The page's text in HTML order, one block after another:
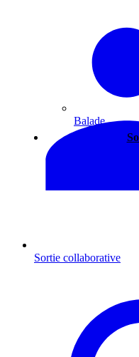
Balade
Sortie collaborative